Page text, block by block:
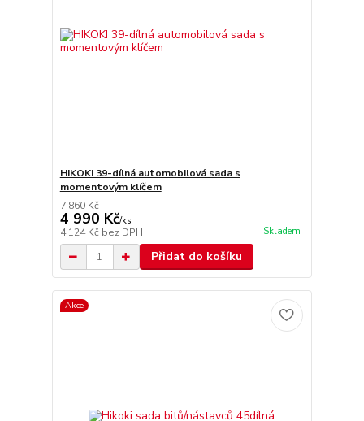
HIKOKI 39-dílná automobilová sada s
momentovým klíčem
7 860 Kč
4 990 Kč/ks
4 124 Kč bez DPH Skladem
Přidat do košíku
Akce